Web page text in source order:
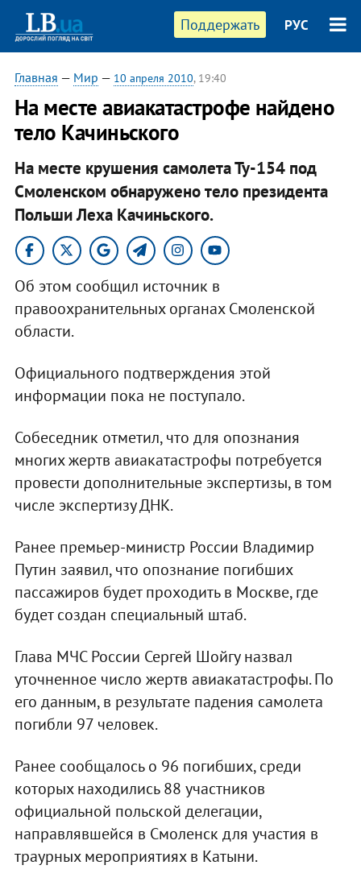
Поддержать РУС
Главная — Мир — 10 апреля 2010, 19:40
На месте авиакатастрофе найдено
тело Качиньского
На месте крушения самолета Ту-154 под
Смоленском обнаружено тело президента
Польши Леха Качиньского.
Об этом сообщил источник в
правоохранительных органах Смоленской
области.
Официального подтверждения этой
информации пока не поступало.
Собеседник отметил, что для опознания
многих жертв авиакатастрофы потребуется
провести дополнительные экспертизы, в том
числе экспертизу ДНК.
Ранее премьер-министр России Владимир
Путин заявил, что опознание погибших
пассажиров будет проходить в Москве, где
будет создан специальный штаб.
Глава МЧС России Сергей Шойгу назвал
уточненное число жертв авиакатастрофы. По
его данным, в результате падения самолета
погибли 97 человек.
Ранее сообщалось о 96 погибших, среди
которых находились 88 участников
официальной польской делегации,
направлявшейся в Смоленск для участия в
траурных мероприятиях в Катыни.